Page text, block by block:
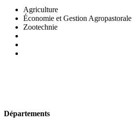
Agriculture
Économie et Gestion Agropastorale
Zootechnie
Départements